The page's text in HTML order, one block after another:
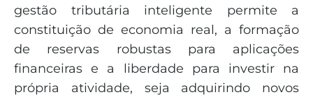
gestão tributária inteligente permite a
constituição de economia real, a formação
de reservas robustas para aplicações
financeiras e a liberdade para investir na
própria atividade, seja adquirindo novos